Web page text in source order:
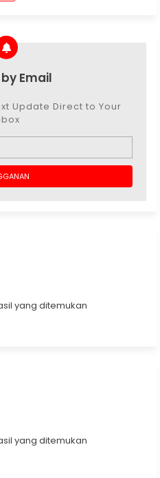
Email
Update Direct to Your
yang ditemukan
yang ditemukan